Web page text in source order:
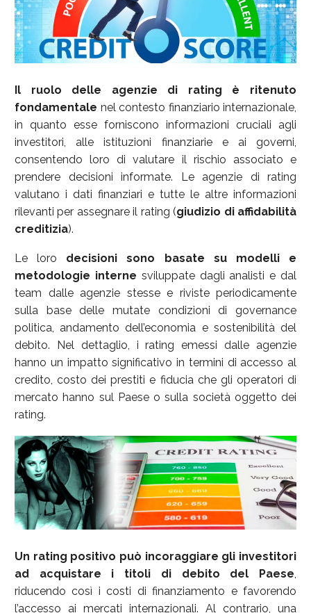
Il ruolo delle agenzie di rating è ritenuto
fondamentale nel contesto finanziario internazionale,
in quanto esse forniscono informazioni cruciali agli
investitori, alle istituzioni finanziarie e ai governi,
consentendo loro di valutare il rischio associato e
prendere decisioni informate. Le agenzie di rating
valutano i dati finanziari e tutte le altre informazioni
rilevanti per assegnare il rating (giudizio di affidabilità
creditizia).
Le loro decisioni sono basate su modelli e
metodologie interne sviluppate dagli analisti e dal
team dalle agenzie stesse e riviste periodicamente
sulla base delle mutate condizioni di governance
politica, andamento dell’economia e sostenibilità del
debito. Nel dettaglio, i rating emessi dalle agenzie
hanno un impatto significativo in termini di accesso al
credito, costo dei prestiti e fiducia che gli operatori di
mercato hanno sul Paese o sulla società oggetto dei
rating.
Un rating positivo può incoraggiare gli investitori
ad acquistare i titoli di debito del Paese
riducendo così i costi di finanziamento e favorendo
l’accesso ai mercati internazionali. Al contrario, una